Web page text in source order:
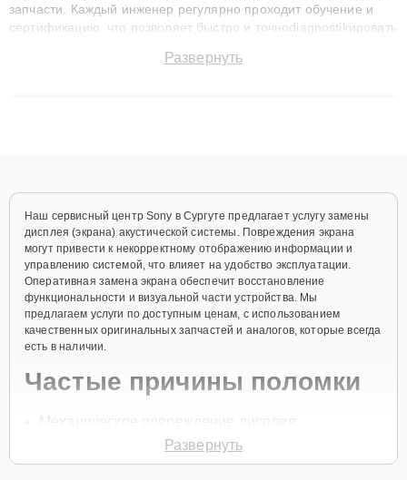
запчасти. Каждый инженер регулярно проходит обучение и
сертификацию, что позволяет быстро и точноdiagnostikировать
до 3 лет. Наши мастера решают сложные случаи: от замены
Развернуть
Наш сервисный центр Sony в Сургуте предлагает услугу замены
дисплея (экрана) акустической системы. Повреждения экрана
могут привести к некорректному отображению информации и
управлению системой, что влияет на удобство эксплуатации.
Оперативная замена экрана обеспечит восстановление
функциональности и визуальной части устройства. Мы
предлагаем услуги по доступным ценам, с использованием
качественных оригинальных запчастей и аналогов, которые всегда
есть в наличии.
Частые причины поломки
Механическое повреждение дисплея.
Попадание влаги внутрь устройства.
Развернуть